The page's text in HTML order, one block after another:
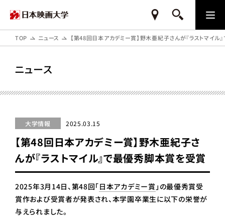
TOP ニュース 【第48回日本アカデミー賞】野木亜紀子さんが『ラストマイル
ニュース
大学情報 2025.03.15
【第48回日本アカデミー賞】野木亜紀子さ
んが『ラストマイル』で最優秀脚本賞を受賞
2025年3月14日、第48回「日本アカデミー賞 」の最優秀賞受
賞作および受賞者が発表され、本学園卒業生に以下の栄誉が
与えられました。